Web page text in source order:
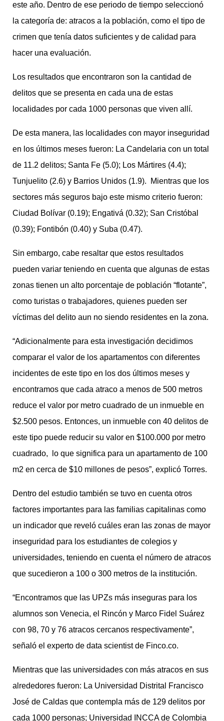
este año. Dentro de ese periodo de tiempo seleccionó
la categoría de: atracos a la población, como el tipo de
crimen que tenía datos suficientes y de calidad para
hacer una evaluación.
Los resultados que encontraron son la cantidad de
delitos que se presenta en cada una de estas
localidades por cada 1000 personas que viven allí.
De esta manera, las localidades con mayor inseguridad
en los últimos meses fueron: La Candelaria con un total
de 11.2 delitos; Santa Fe (5.0); Los Mártires (4.4);
Tunjuelito (2.6) y Barrios Unidos (1.9). Mientras que los
sectores más seguros bajo este mismo criterio fueron:
Ciudad Bolívar (0.19); Engativá (0.32); San Cristóbal
(0.39); Fontibón (0.40) y Suba (0.47).
Sin embargo, cabe resaltar que estos resultados
pueden variar teniendo en cuenta que algunas de estas
zonas tienen un alto porcentaje de población “flotante”,
como turistas o trabajadores, quienes pueden ser
víctimas del delito aun no siendo residentes en la zona.
“Adicionalmente para esta investigación decidimos
comparar el valor de los apartamentos con diferentes
incidentes de este tipo en los dos últimos meses y
encontramos que cada atraco a menos de 500 metros
reduce el valor por metro cuadrado de un inmueble en
$2.500 pesos. Entonces, un inmueble con 40 delitos de
este tipo puede reducir su valor en $100.000 por metro
cuadrado, lo que significa para un apartamento de 100
m2 en cerca de $10 millones de pesos”, explicó Torres.
Dentro del estudio también se tuvo en cuenta otros
factores importantes para las familias capitalinas como
un indicador que reveló cuáles eran las zonas de mayor
inseguridad para los estudiantes de colegios y
universidades, teniendo en cuenta el número de atracos
que sucedieron a 100 o 300 metros de la institución.
“Encontramos que las UPZs más inseguras para los
alumnos son Venecia, el Rincón y Marco Fidel Suárez
con 98, 70 y 76 atracos cercanos respectivamente”,
señaló el experto de data scientist de Finco.co.
Mientras que las universidades con más atracos en sus
alrededores fueron: La Universidad Distrital Francisco
José de Caldas que contempla más de 129 delitos por
cada 1000 personas; Universidad INCCA de Colombia